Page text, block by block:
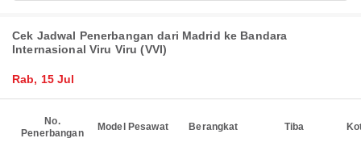
Cek Jadwal Penerbangan dari Madrid ke Bandara
Internasional Viru Viru (VVI)
Rab, 15 Jul
No.
Penerbangan
Model Pesawat Berangkat Tiba